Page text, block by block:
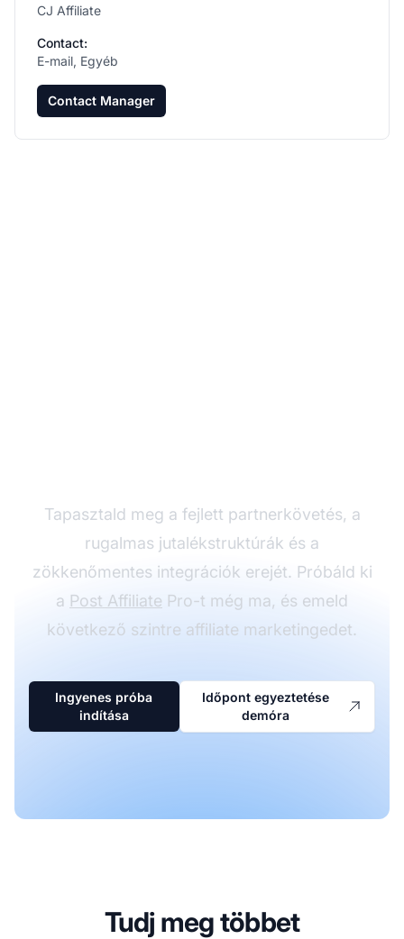
CJ Affiliate
Contact:
E-mail, Egyéb
Contact Manager
Tapasztald meg a fejlett partnerkövetés, a
rugalmas jutalékstruktúrák és a
zökkenőmentes integrációk erejét. Próbáld ki
a Post Affiliate Pro-t még ma, és emeld
következő szintre affiliate marketingedet.
Ingyenes próba
indítása
Időpont egyeztetése
demóra
Tudj meg többet